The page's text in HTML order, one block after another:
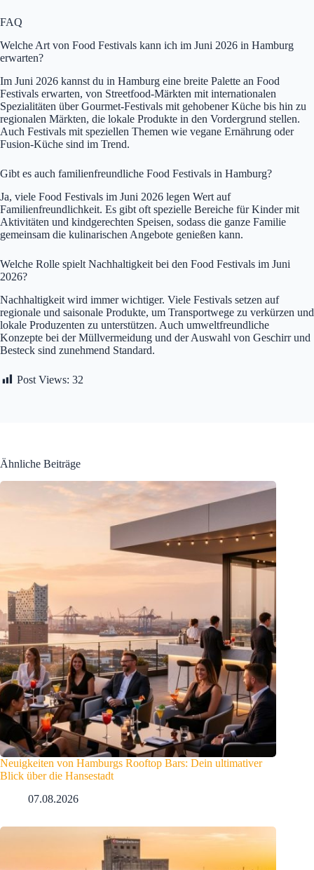
FAQ
Welche Art von Food Festivals kann ich im Juni 2026 in Hamburg
erwarten?
Im Juni 2026 kannst du in Hamburg eine breite Palette an Food
Festivals erwarten, von Streetfood-Märkten mit internationalen
Spezialitäten über Gourmet-Festivals mit gehobener Küche bis hin zu
regionalen Märkten, die lokale Produkte in den Vordergrund stellen.
Auch Festivals mit speziellen Themen wie vegane Ernährung oder
Fusion-Küche sind im Trend.
Gibt es auch familienfreundliche Food Festivals in Hamburg?
Ja, viele Food Festivals im Juni 2026 legen Wert auf
Familienfreundlichkeit. Es gibt oft spezielle Bereiche für Kinder mit
Aktivitäten und kindgerechten Speisen, sodass die ganze Familie
gemeinsam die kulinarischen Angebote genießen kann.
Welche Rolle spielt Nachhaltigkeit bei den Food Festivals im Juni
2026?
Nachhaltigkeit wird immer wichtiger. Viele Festivals setzen auf
regionale und saisonale Produkte, um Transportwege zu verkürzen und
lokale Produzenten zu unterstützen. Auch umweltfreundliche
Konzepte bei der Müllvermeidung und der Auswahl von Geschirr und
Besteck sind zunehmend Standard.
Post Views: 32
Ähnliche Beiträge
Neuigkeiten von Hamburgs Rooftop Bars: Dein ultimativer
Blick über die Hansestadt
07.08.2026